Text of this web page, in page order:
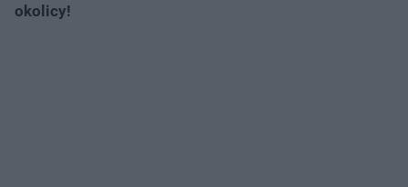
okolicy!